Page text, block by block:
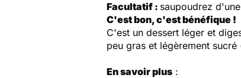
Facultatif : saupoudrez
C'est bon, c'est bénéfique !
C'est un dessert léger et
peu gras et légèrement
En savoir plus :